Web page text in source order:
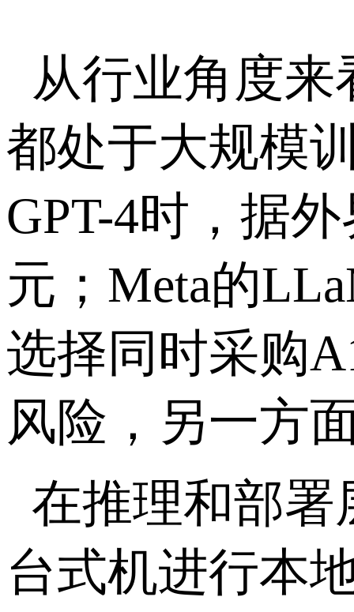
从行业角度来
都处于大规模
GPT-4时，据
元； Meta的
选择同时采购
风险，另一方
在推理和部署
台式机进行本